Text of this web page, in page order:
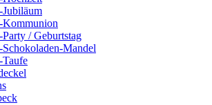
/ Geburtstag
Mandel